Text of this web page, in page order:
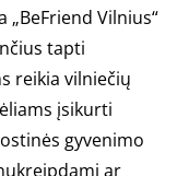
Vilnius“
tapti
reikia vilniečių
įsikurti
gyvenimo
ar